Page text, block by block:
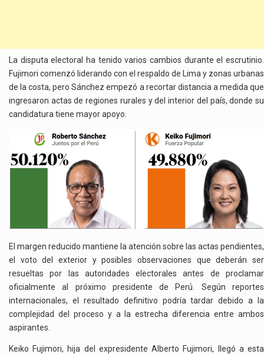
La disputa electoral ha tenido varios cambios durante el escrutinio.
Fujimori comenzó liderando con el respaldo de Lima y zonas urbanas
de la costa, pero Sánchez empezó a recortar distancia a medida que
ingresaron actas de regiones rurales y del interior del país, donde su
candidatura tiene mayor apoyo.
El margen reducido mantiene la atención sobre las actas pendientes,
el voto del exterior y posibles observaciones que deberán ser
resueltas por las autoridades electorales antes de proclamar
oficialmente al próximo presidente de Perú. Según reportes
internacionales, el resultado definitivo podría tardar debido a la
complejidad del proceso y a la estrecha diferencia entre ambos
aspirantes.
Keiko Fujimori, hija del expresidente Alberto Fujimori, llegó a esta